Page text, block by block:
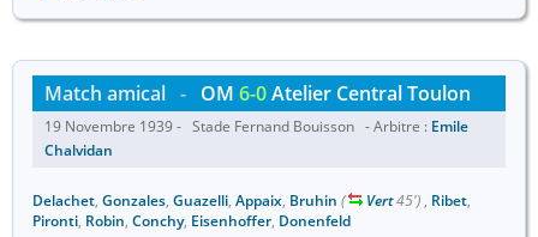
Match amical - OM 6-0Atelier Central Toulon
19 Novembre 1939 - Stade Fernand Bouisson - Arbitre : Emile
Chalvidan
Delachet, Gonzales, Guazelli, Appaix, Bruhin ( Vert45') , Ribet,
Pironti, Robin, Conchy, Eisenhoffer, Donenfeld